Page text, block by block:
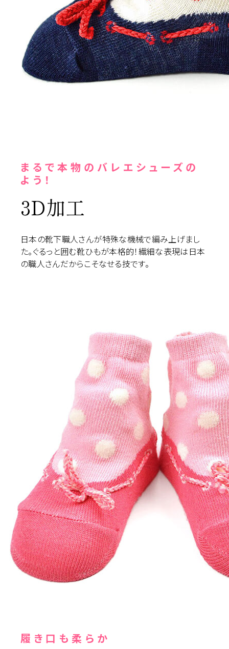
まるで本物のバレエシューズの
よう！
3D加工
日本の靴下職人さんが特殊な機械で編み上げまし
た。ぐるっと囲む靴ひもが本格的！繊細な表現は日本
の職人さんだからこそなせる技です。
履き口も柔らか